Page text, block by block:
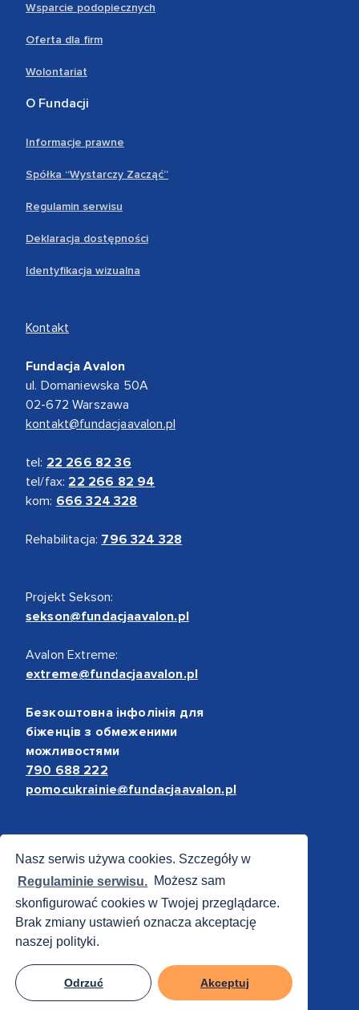
Nasz serwis używa cookies. Szczegóły w
Regulaminie serwisu. Możesz sam
skonfigurować cookies w Twojej przeglądarce.
Brak zmiany ustawień oznacza akceptację
naszej polityki.
Odrzuć Akceptuj
Wsparcie podopiecznych
Oferta dla firm
Wolontariat
O Fundacji
Informacje prawne
Spółka “Wystarczy Zacząć”
Regulamin serwisu
Deklaracja dostępności
Identyfikacja wizualna
Kontakt
Fundacja Avalon
ul. Domaniewska 50A
02-672 Warszawa
kontakt@fundacjaavalon.pl
tel: 22 266 82 36
tel/fax: 22 266 82 94
kom: 666 324 328
Rehabilitacja: 796 324 328
Projekt Sekson:
sekson@fundacjaavalon.pl
Avalon Extreme:
extreme@fundacjaavalon.pl
Безкоштовна інфолінія для
біженців з обмеженими
можливостями
790 688 222
pomocukrainie@fundacjaavalon.pl
Bezpieczne płatności
© 2012 - 2026 Fundacja Avalon